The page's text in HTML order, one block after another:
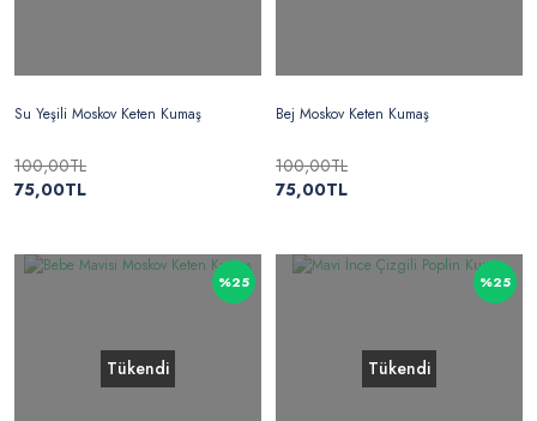
Su Yeşili Moskov Keten Kumaş
100,00TL
75,00TL
Bej Moskov Keten Kumaş
100,00TL
75,00TL
%25
Tükendi
%25
Tükendi